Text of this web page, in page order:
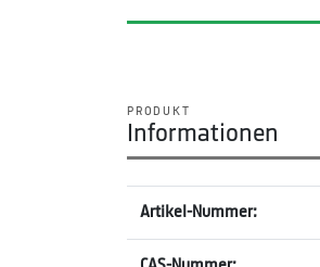
PRODUKT
Informationen
Artikel-Nummer: